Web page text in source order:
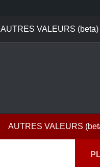
AUTRES VALEURS (beta)
AUTRES VALEURS